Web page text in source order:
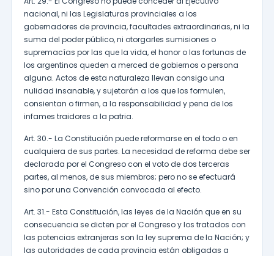
nacional, ni las Legislaturas provinciales a los
gobernadores de provincia, facultades extraordinarias, ni la
suma del poder público, ni otorgarles sumisiones o
supremacías por las que la vida, el honor o las fortunas de
los argentinos queden a merced de gobiernos o persona
alguna. Actos de esta naturaleza llevan consigo una
nulidad insanable, y sujetarán a los que los formulen,
consientan o firmen, a la responsabilidad y pena de los
infames traidores a la patria.
Art. 30.- La Constitución puede reformarse en el todo o en
cualquiera de sus partes. La necesidad de reforma debe ser
declarada por el Congreso con el voto de dos terceras
partes, al menos, de sus miembros; pero no se efectuará
sino por una Convención convocada al efecto.
Art. 31.- Esta Constitución, las leyes de la Nación que en su
consecuencia se dicten por el Congreso y los tratados con
las potencias extranjeras son la ley suprema de la Nación; y
las autoridades de cada provincia están obligadas a